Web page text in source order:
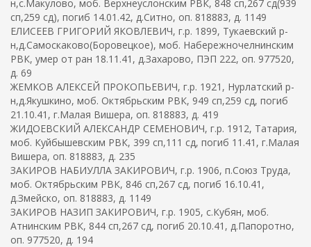
н,с.Макулово, моб. Верхнеуслонским РВК, 848 сп,267 сд(939
сп,259 сд), погиб 14.01.42, д.Ситно, оп. 818883, д. 1149
ЕЛИСЕЕВ ГРИГОРИЙ ЯКОВЛЕВИЧ, г.р. 1899, Тукаевский р-
н,д.Самоскаково(Боровецкое), моб. Набережночелнинским
РВК, умер от ран 18.11.41, д.Захарово, ПЭП 222, оп. 977520,
д. 69
ЖЕМКОВ АЛЕКСЕЙ ПРОКОПЬЕВИЧ, г.р. 1921, Нурлатский р-
н,д.Якушкино, моб. Октябрьским РВК, 949 сп,259 сд, погиб
21.10.41, г.Малая Вишера, оп. 818883, д. 419
ЖИДОЕВСКИЙ АЛЕКСАНДР СЕМЕНОВИЧ, г.р. 1912, Татария,
моб. Куйбышевским РВК, 399 сп,111 сд, погиб 11.41, г.Малая
Вишера, оп. 818883, д. 235
ЗАКИРОВ НАБИУЛЛА ЗАКИРОВИЧ, г.р. 1906, п.Союз Труда,
моб. Октябрьским РВК, 846 сп,267 сд, погиб 16.10.41,
д.Змейско, оп. 818883, д. 1149
ЗАКИРОВ НАЗИП ЗАКИРОВИЧ, г.р. 1905, с.Кубян, моб.
Атнинским РВК, 844 сп,267 сд, погиб 20.10.41, д.Папоротно,
оп. 977520, д. 194